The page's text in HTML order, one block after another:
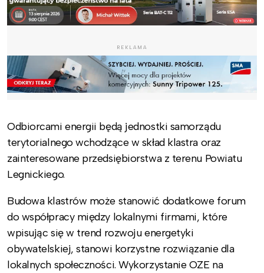
REKLAMA
Odbiorcami energii będą jednostki samorządu
terytorialnego wchodzące w skład klastra oraz
zainteresowane przedsiębiorstwa z terenu Powiatu
Legnickiego.
Budowa klastrów może stanowić dodatkowe forum
do współpracy między lokalnymi firmami, które
wpisując się w trend rozwoju energetyki
obywatelskiej, stanowi korzystne rozwiązanie dla
lokalnych społeczności. Wykorzystanie OZE na